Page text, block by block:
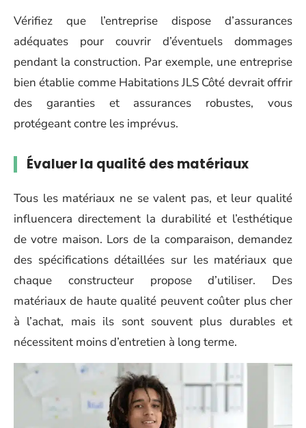
Vérifiez que l’entreprise dispose d’assurances
adéquates pour couvrir d’éventuels dommages
pendant la construction. Par exemple, une entreprise
bien établie comme Habitations JLS Côté devrait offrir
des garanties et assurances robustes, vous
protégeant contre les imprévus.
Évaluer la qualité des matériaux
Tous les matériaux ne se valent pas, et leur qualité
influencera directement la durabilité et l’esthétique
de votre maison. Lors de la comparaison, demandez
des spécifications détaillées sur les matériaux que
chaque constructeur propose d’utiliser. Des
matériaux de haute qualité peuvent coûter plus cher
à l’achat, mais ils sont souvent plus durables et
nécessitent moins d’entretien à long terme.